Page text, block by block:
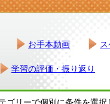
お手本動画
学習の評価・振り返り